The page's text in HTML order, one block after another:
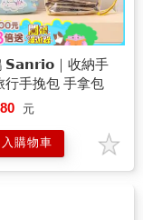
𝗦𝗮𝗻𝗿𝗶𝗼｜收納手
行手挽包 手拿包
元
入購物車